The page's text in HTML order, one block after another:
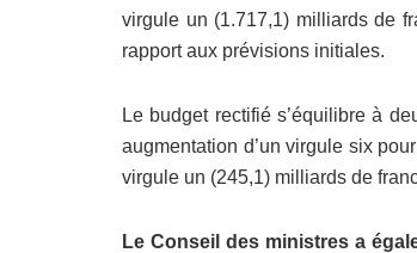
virgule un (1.717,1) milliards de
rapport aux prévisions initiales.
Le budget rectifié s’équilibre à
augmentation d’un virgule six
virgule un (245,1) milliards de
Le Conseil des ministres a